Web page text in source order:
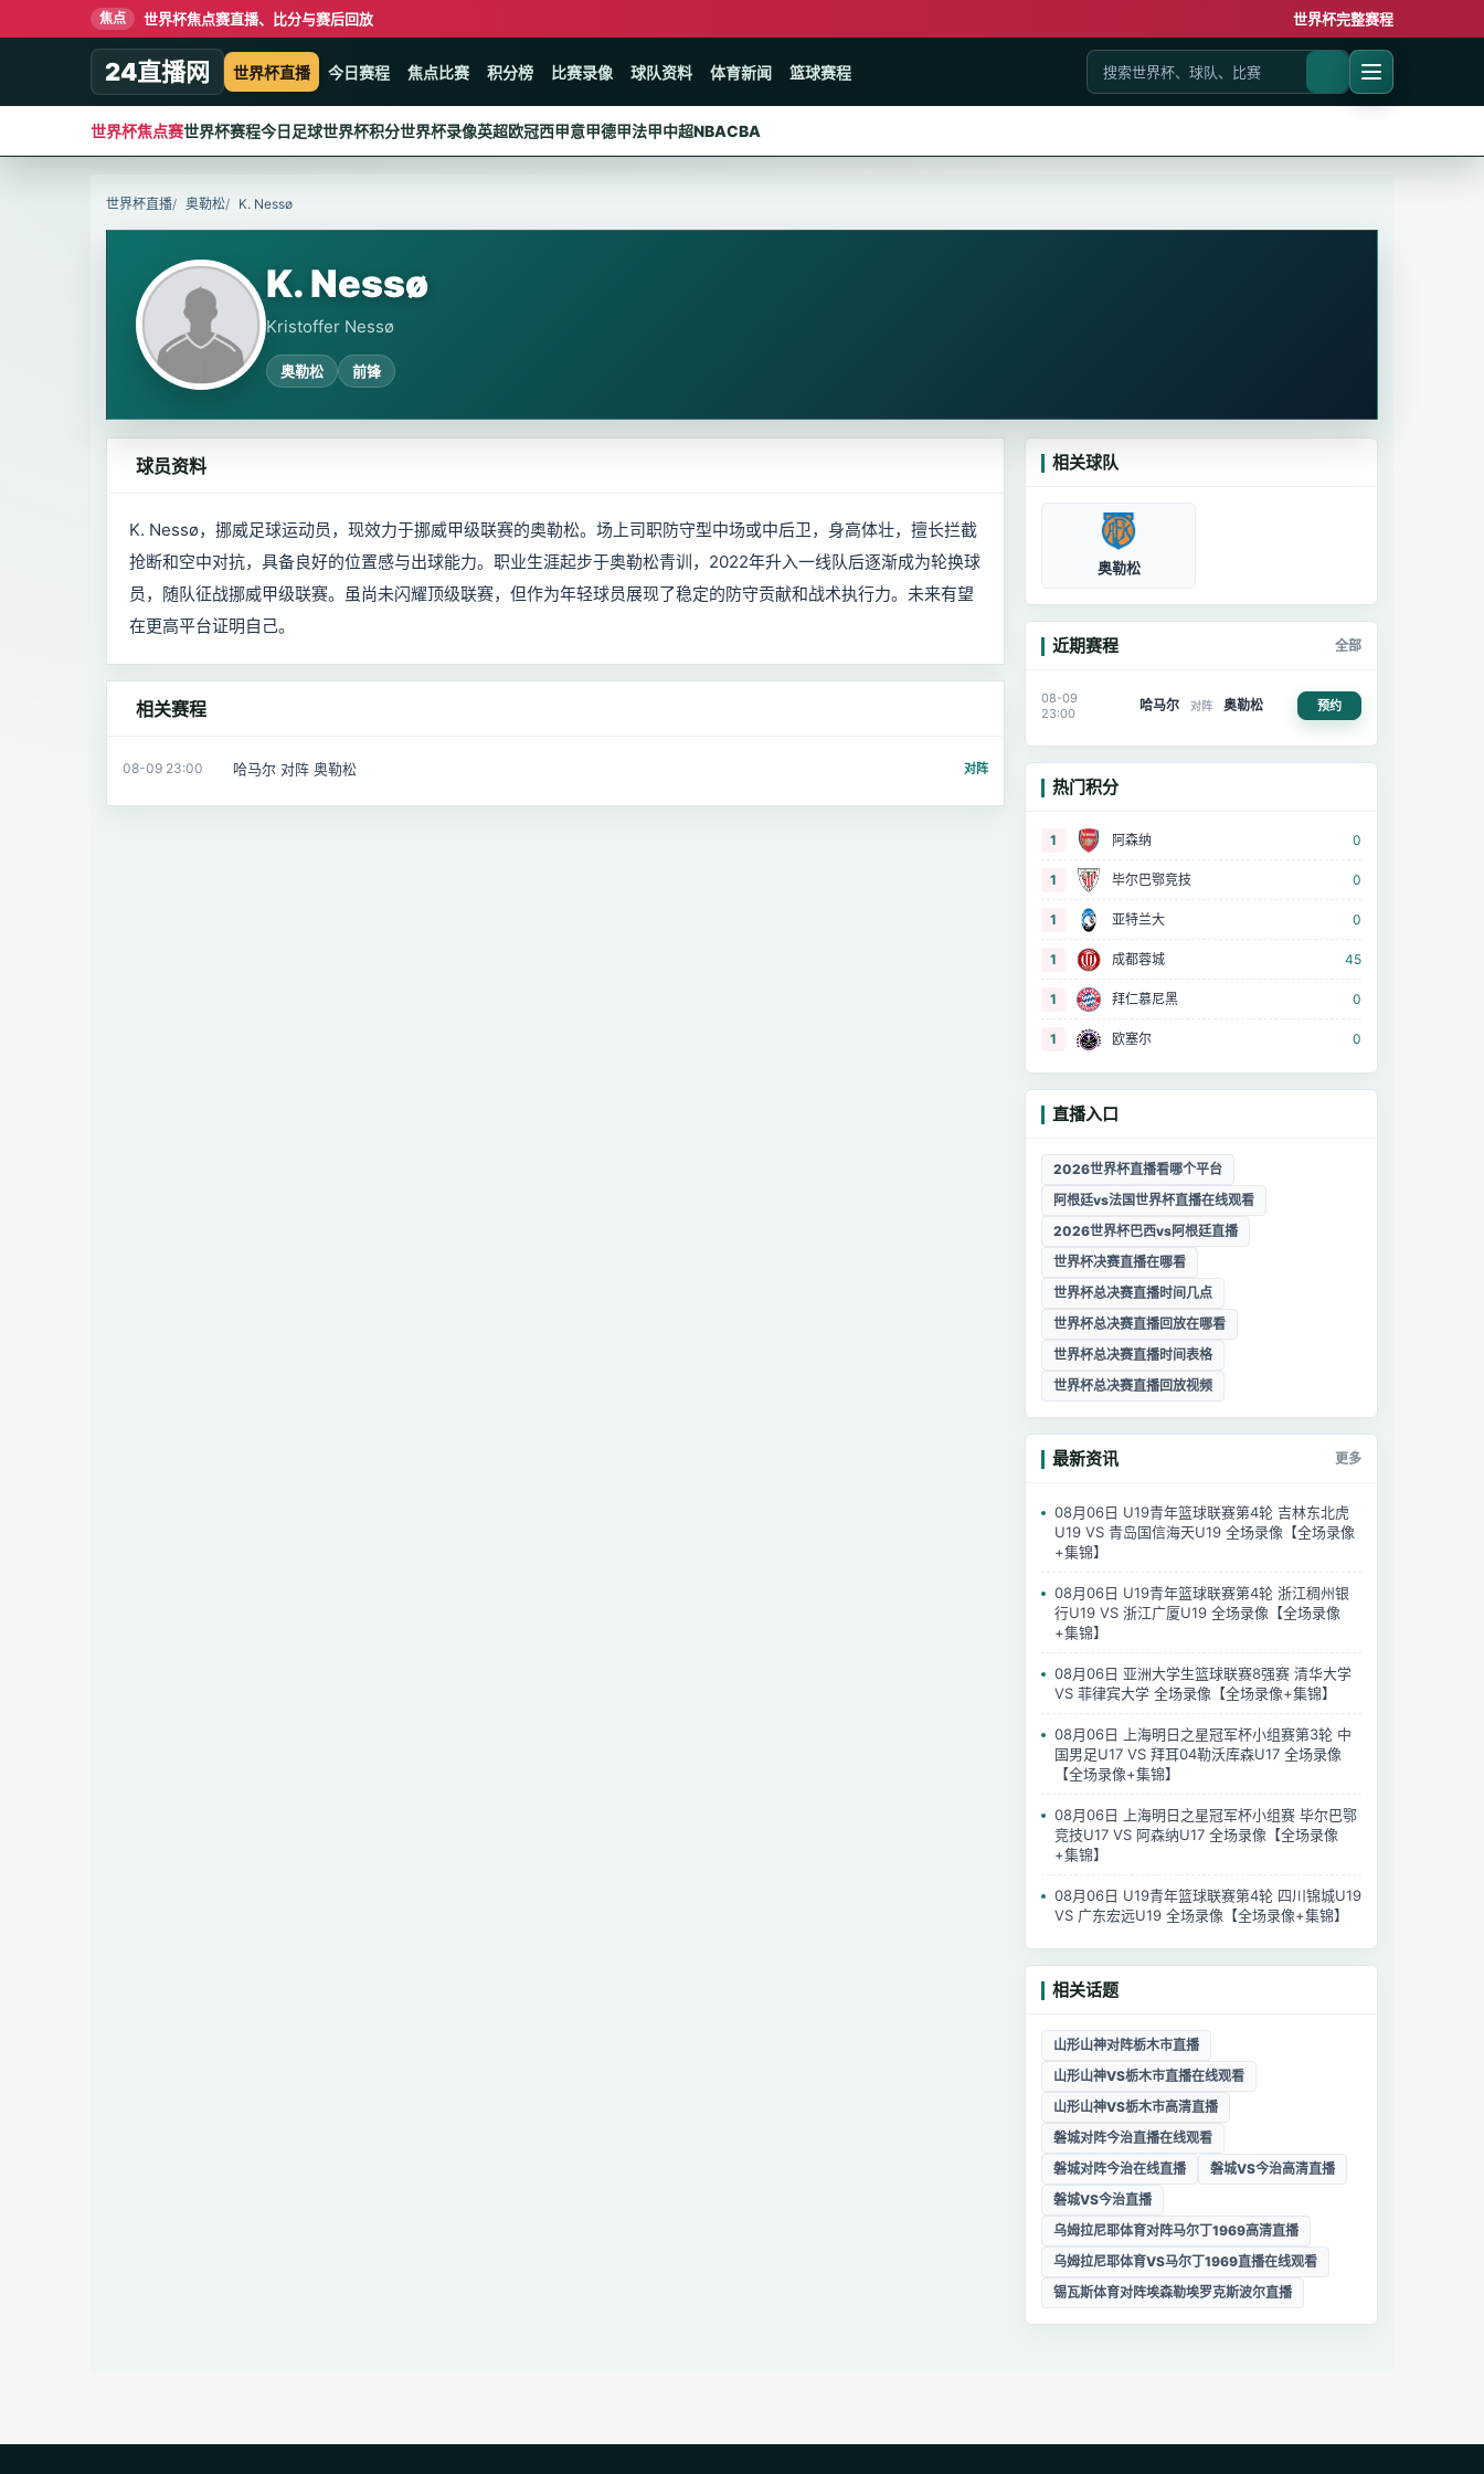
焦点 世界杯焦点赛直播、比分与赛后回放 世界杯完整赛程
24直播网 世界杯直播 今日赛程 焦点比赛 积分榜 比赛录像 球队资料 体育新闻 篮球赛程
世界杯焦点赛世界杯赛程今日足球世界杯积分世界杯录像英超欧冠西甲意甲德甲法甲中超NBACBA
世界杯直播 奥勒松 K. Nessø
K. Nessø
Kristoffer Nessø
奥勒松 前锋
球员资料
K. Nessø，挪威足球运动员，现效力于挪威甲级联赛的奥勒松。场上司职防守型中场或中后卫，身高体壮，擅长拦截
抢断和空中对抗，具备良好的位置感与出球能力。职业生涯起步于奥勒松青训，2022年升入一线队后逐渐成为轮换球
员，随队征战挪威甲级联赛。虽尚未闪耀顶级联赛，但作为年轻球员展现了稳定的防守贡献和战术执行力。未来有望
在更高平台证明自己。
相关赛程
08-09 23:00 哈马尔 对阵 奥勒松 对阵
相关球队
奥勒松
近期赛程 全部
08-09
23:00
哈马尔 对阵 奥勒松 预约
热门积分
1 阿森纳 0
1 毕尔巴鄂竞技 0
1 亚特兰大 0
1 成都蓉城 45
1 拜仁慕尼黑 0
1 欧塞尔 0
直播入口
2026世界杯直播看哪个平台
阿根廷vs法国世界杯直播在线观看
2026世界杯巴西vs阿根廷直播
世界杯决赛直播在哪看
世界杯总决赛直播时间几点
世界杯总决赛直播回放在哪看
世界杯总决赛直播时间表格
世界杯总决赛直播回放视频
最新资讯 更多
08月06日 U19青年篮球联赛第4轮 吉林东北虎
U19 VS 青岛国信海天U19 全场录像【全场录像
+集锦】
08月06日 U19青年篮球联赛第4轮 浙江稠州银
行U19 VS 浙江广厦U19 全场录像【全场录像
+集锦】
08月06日 亚洲大学生篮球联赛8强赛 清华大学
VS 菲律宾大学 全场录像【全场录像+集锦】
08月06日 上海明日之星冠军杯小组赛第3轮 中
国男足U17 VS 拜耳04勒沃库森U17 全场录像
【全场录像+集锦】
08月06日 上海明日之星冠军杯小组赛 毕尔巴鄂
竞技U17 VS 阿森纳U17 全场录像【全场录像
+集锦】
08月06日 U19青年篮球联赛第4轮 四川锦城U19
VS 广东宏远U19 全场录像【全场录像+集锦】
相关话题
山形山神对阵栃木市直播
山形山神VS栃木市直播在线观看
山形山神VS栃木市高清直播
磐城对阵今治直播在线观看
磐城对阵今治在线直播
磐城VS今治高清直播
磐城VS今治直播
乌姆拉尼耶体育对阵马尔丁1969高清直播
乌姆拉尼耶体育VS马尔丁1969直播在线观看
锡瓦斯体育对阵埃森勒埃罗克斯波尔直播